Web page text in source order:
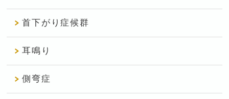
首下がり症候群
耳鳴り
側弯症